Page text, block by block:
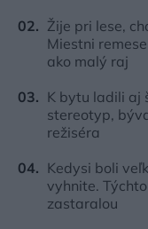
Žije pri lese,
Miestni
ako malý raj
K bytu ladili aj
stereotyp,
režiséra
Kedysi boli
vyhnite.
zastaralou